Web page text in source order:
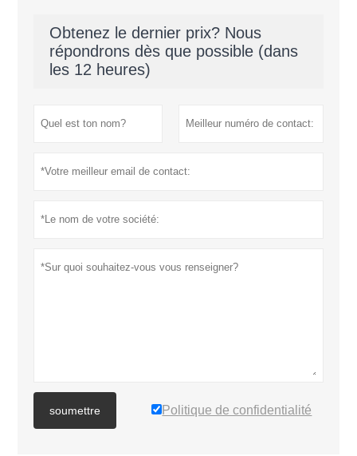
Obtenez le dernier prix? Nous
répondrons dès que possible (dans
les 12 heures)
soumettre Politique de confidentialité